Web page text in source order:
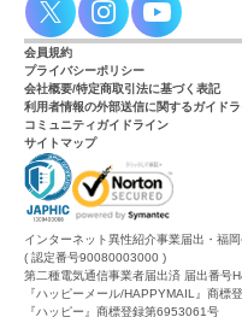
会員規約
プライバシーポリシー
会社概要/特定商取引法に基づく表記
利用者情報の外部送信に関するガイド
コミュニティガイドライン
サイトマップ
インターネット異性紹介事業届出・福
( 認定番号90080003000 )
第二種電気通信事業者届出済 届出番号
『ハッピーメール/HAPPYMAIL』商標
『ハッピー』商標登録第6953061号